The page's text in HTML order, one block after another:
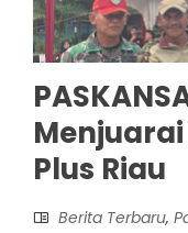
Menjuarai
Plus Riau
Berita Terbaru,